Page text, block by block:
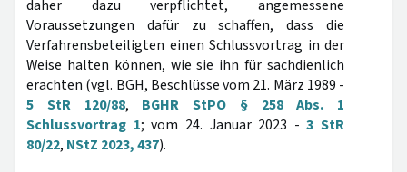
daher dazu verpflichtet, angemessene
Voraussetzungen dafür zu schaffen, dass die
Verfahrensbeteiligten einen Schlussvortrag in der
Weise halten können, wie sie ihn für sachdienlich
erachten (vgl. BGH, Beschlüsse vom 21. März 1989 -
5 StR 120/88, BGHR StPO § 258 Abs. 1
Schlussvortrag 1; vom 24. Januar 2023 -3 StR
80/22, NStZ 2023, 437).